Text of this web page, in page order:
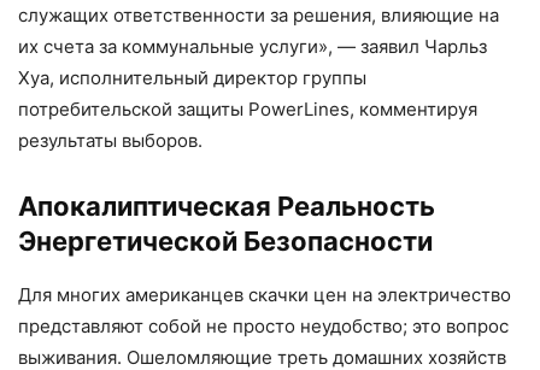
служащих ответственности за решения, влияющие на
их счета за коммунальные услуги», — заявил Чарльз
Хуа, исполнительный директор группы
потребительской защиты PowerLines, комментируя
результаты выборов.
Апокалиптическая Реальность
Энергетической Безопасности
Для многих американцев скачки цен на электричество
представляют собой не просто неудобство; это вопрос
выживания. Ошеломляющие треть домашних хозяйств